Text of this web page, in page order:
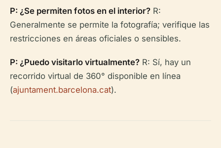
P: ¿Se permiten fotos en el interior? R:
Generalmente se permite la fotografía; verifique las
restricciones en áreas oficiales o sensibles.
P: ¿Puedo visitarlo virtualmente? R: Sí, hay un
recorrido virtual de 360° disponible en línea
(ajuntament.barcelona.cat).